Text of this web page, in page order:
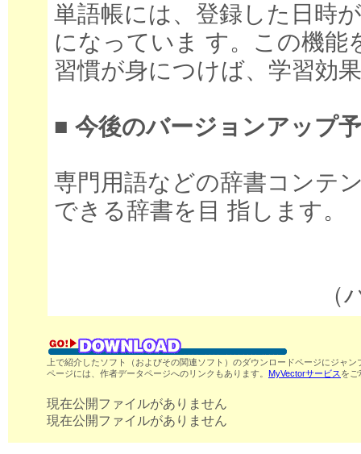
単語帳には、登録した日時
になっていま す。この機能
習慣が身につけば、学習効
■ 今後のバージョンアップ
専門用語などの辞書コンテ
できる辞書を目 指します。
上で紹介したソフト（およびその関連ソフト）のダウンロードページにジャ
ページには、作者データページへのリンクもあります。 MyVectorサービス をご
現在公開ファイルがありません
現在公開ファイルがありません